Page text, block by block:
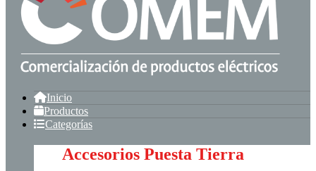
Inicio
Productos
Categorías
Accesorios Puesta Tierra